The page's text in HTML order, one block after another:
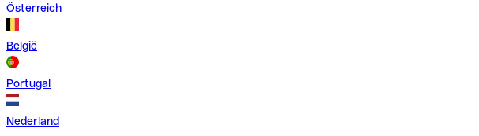
Österreich
België
Portugal
Nederland